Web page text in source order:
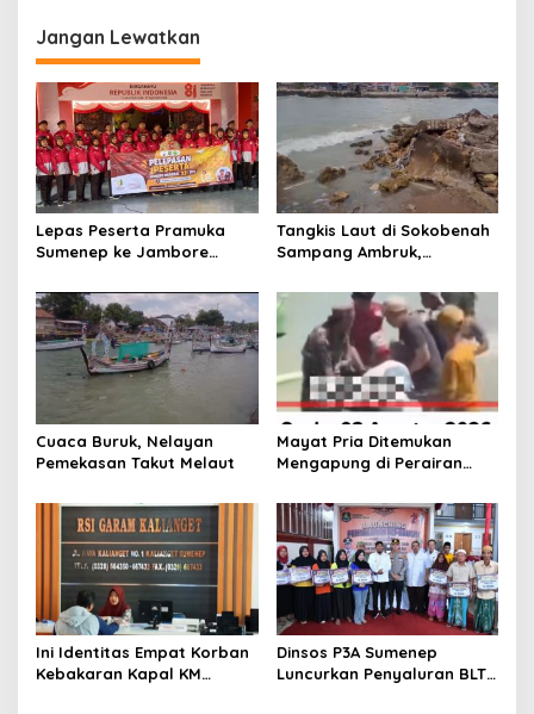
a
s
i
p
o
s
Jangan Lewatkan
Lepas Peserta Pramuka
Sumenep ke Jambore
Wabup KH Imam Hasyim
Tangkis Laut di Sokobenah
Sampang Ambruk,
Warga
Cuaca Buruk, Nelayan
Pemekasan Takut Melaut
Mayat Pria Ditemukan
Mengapung di Perairan
Sumenep
Ini Identitas Empat Korban
Kebakaran Kapal KM
Dinsos P3A Sumenep
Luncurkan Penyaluran BLT